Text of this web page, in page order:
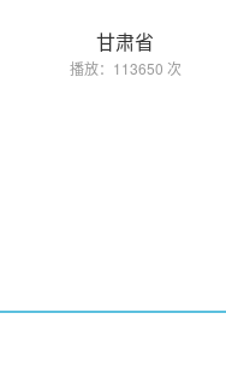
甘肃省
播放：113650 次